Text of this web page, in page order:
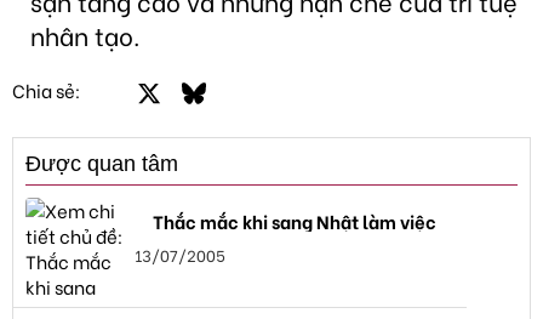
nhân tạo.
Chia sẻ: FacebookBluesky
Được quan tâm
Thắc mắc khi sang Nhật làm việc
13/07/2005